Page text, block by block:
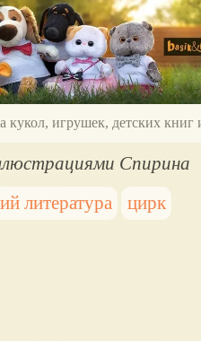
кукол, игрушек, детских
Спирина
литература цирк